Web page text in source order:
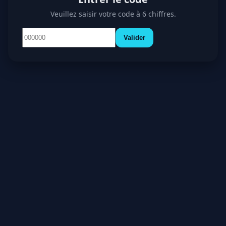
Veuillez saisir votre code à 6 chiffres.
Valider